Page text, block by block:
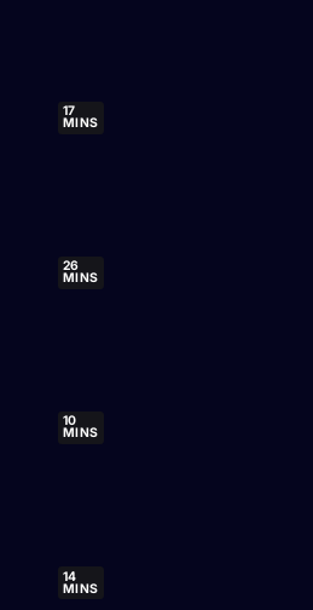
17
MINS
26
MINS
10
MINS
14
MINS